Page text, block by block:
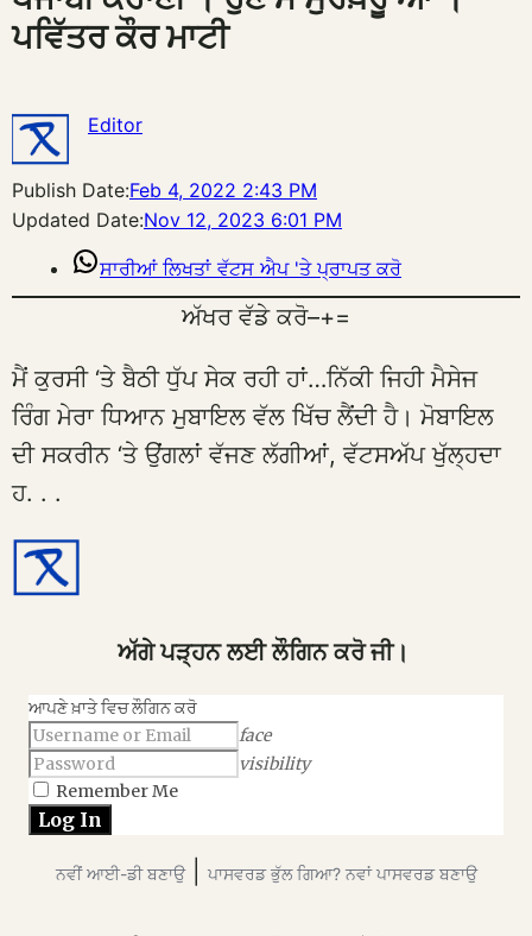
ਪਵਿੱਤਰ ਕੌਰ ਮਾਟੀ
Editor
Publish Date:Feb 4, 2022 2:43 PM
Updated Date:Nov 12, 2023 6:01 PM
ਸਾਰੀਆਂ ਲਿਖਤਾਂ ਵੱਟਸ ਐਪ 'ਤੇ ਪ੍ਰਾਪਤ ਕਰੋ
ਅੱਖਰ ਵੱਡੇ ਕਰੋ–+=
ਮੈਂ ਕੁਰਸੀ ‘ਤੇ ਬੈਠੀ ਧੁੱਪ ਸੇਕ ਰਹੀ ਹਾਂ…ਨਿੱਕੀ ਜਿਹੀ ਮੈਸੇਜ
ਰਿੰਗ ਮੇਰਾ ਧਿਆਨ ਮੁਬਾਇਲ ਵੱਲ ਖਿੱਚ ਲੈਂਦੀ ਹੈ। ਮੋਬਾਇਲ
ਦੀ ਸਕਰੀਨ ‘ਤੇ ਉਂਗਲਾਂ ਵੱਜਣ ਲੱਗੀਆਂ, ਵੱਟਸਅੱਪ ਖੁੱਲ੍ਹਦਾ
ਹ. . .
ਅੱਗੇ ਪੜ੍ਹਨ ਲਈ ਲੌਗਿਨ ਕਰੋ ਜੀ।
ਆਪਣੇ ਖ਼ਾਤੇ ਵਿਚ ਲੌਗਿਨ ਕਰੋ
face
visibility
Remember Me
ਨਵੀਂ ਆਈ-ਡੀ ਬਣਾਉ| ਪਾਸਵਰਡ ਭੁੱਲ ਗਿਆ? ਨਵਾਂ ਪਾਸਵਰਡ ਬਣਾਉ